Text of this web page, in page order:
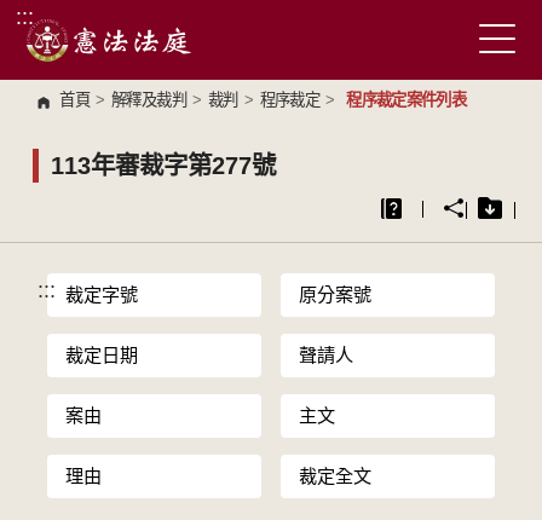
跳到主要內容區塊
:::
首頁 > 解釋及裁判 > 裁判 > 程序裁定 > 程序裁定案件列表
113年審裁字第277號
::: 裁定字號 原分案號
裁定日期 聲請人
案由 主文
理由 裁定全文